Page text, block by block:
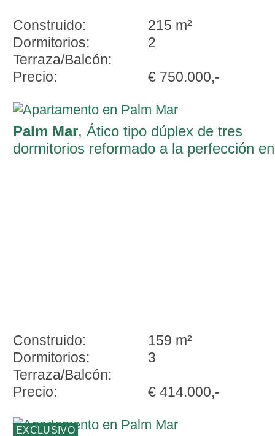
Construido:
215 m²
Dormitorios:
2
Terraza/Balcón:
Precio:
€ 750.000,-
Palm Mar, Ático tipo dúplex de tres
dormitorios reformado a la perfección en
Construido:
159 m²
Dormitorios:
3
Terraza/Balcón:
Precio:
€ 414.000,-
EXCLUSIVO